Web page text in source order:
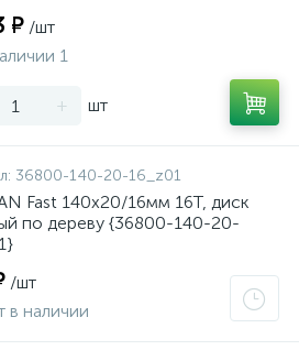
₽ /шт
1
+ шт
36800-140-20-16_z01
Fast 140x20/16мм 16Т, диск
по дереву {36800-140-20-
/шт
в наличии